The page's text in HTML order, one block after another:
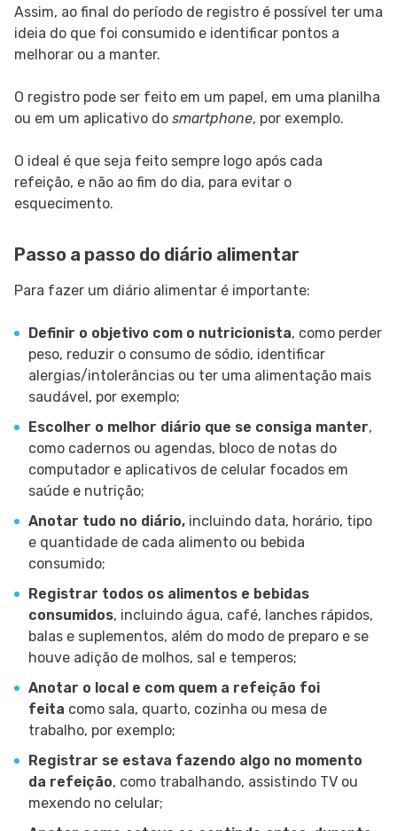
Assim, ao final do período de registro é possível ter uma
ideia do que foi consumido e identificar pontos a
melhorar ou a manter.
O registro pode ser feito em um papel, em uma planilha
ou em um aplicativo do smartphone, por exemplo.
O ideal é que seja feito sempre logo após cada
refeição, e não ao fim do dia, para evitar o
esquecimento.
Passo a passo do diário alimentar
Para fazer um diário alimentar é importante:
Definir o objetivo com o nutricionista, como perder
peso, reduzir o consumo de sódio, identificar
alergias/intolerâncias ou ter uma alimentação mais
saudável, por exemplo;
Escolher o melhor diário que se consiga manter,
como cadernos ou agendas, bloco de notas do
computador e aplicativos de celular focados em
saúde e nutrição;
Anotar tudo no diário, incluindo data, horário, tipo
e quantidade de cada alimento ou bebida
consumido;
Registrar todos os alimentos e bebidas
consumidos, incluindo água, café, lanches rápidos,
balas e suplementos, além do modo de preparo e se
houve adição de molhos, sal e temperos;
Anotar o local e com quem a refeição foi
feita como sala, quarto, cozinha ou mesa de
trabalho, por exemplo;
Registrar se estava fazendo algo no momento
da refeição, como trabalhando, assistindo TV ou
mexendo no celular;